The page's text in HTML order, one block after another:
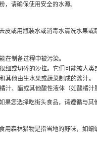
，请确保使用安全的水源。
皮或用瓶装水或消毒水清洗水果
在制备过程中被污染。
细或切碎的沙拉。它们可能被人
其他由生水果或蔬菜制成的酱汁。
汁、醋或其他酸性液体（如酸橘汁
果您选择吃街头食品，请遵循与
用森林猎物是指当地的野味，如